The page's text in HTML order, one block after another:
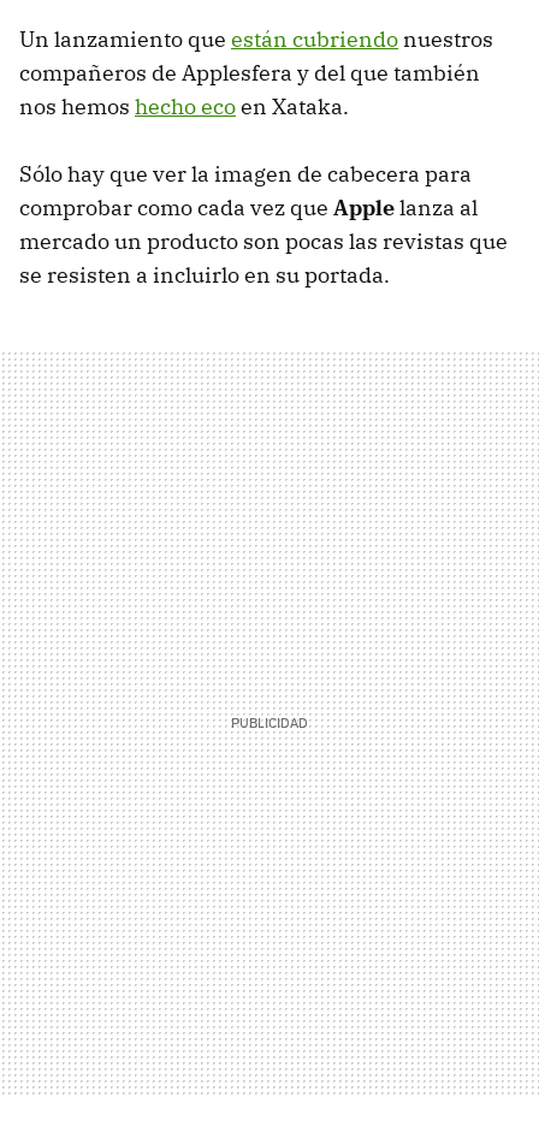
Un lanzamiento que están cubriendo nuestros
compañeros de Applesfera y del que también
nos hemos hecho ecoen Xataka.
Sólo hay que ver la imagen de cabecera para
comprobar como cada vez que Applelanza al
mercado un producto son pocas las revistas que
se resisten a incluirlo en su portada.